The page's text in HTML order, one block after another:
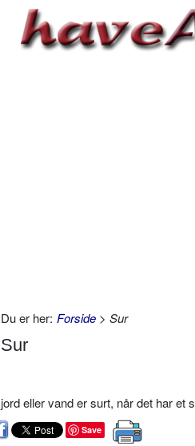
Du er her: Forside > Sur
Sur
jord eller vand er surt, når det har et
Save